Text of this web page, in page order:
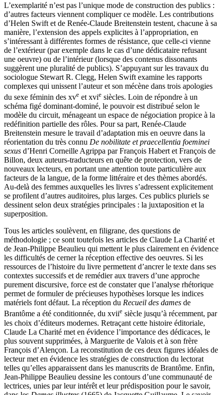
L’exemplarité n’est pas l’unique mode de construction des publics :
d’autres facteurs viennent compliquer ce modèle. Les contributions
d’Helen Swift et de Renée-Claude Breitenstein testent, chacune à sa
manière, l’extension des appels explicites à l’appropriation, en
s’intéressant à différentes formes de résistance, que celle-ci vienne
de l’extérieur (par exemple dans le cas d’une dédicataire refusant
une oeuvre) ou de l’intérieur (lorsque des contenus dissonants
suggèrent une pluralité de publics). S’appuyant sur les travaux du
sociologue Stewart R. Clegg, Helen Swift examine les rapports
complexes qui unissent l’auteur et son mécène dans trois apologies
du sexe féminin des xve et xvie siècles. Loin de répondre à un
schéma figé dominant-dominé, le pouvoir est distribué selon le
modèle du circuit, ménageant un espace de négociation propice à la
redéfinition partielle des rôles. Pour sa part, Renée-Claude
Breitenstein mesure le travail d’adaptation mis en oeuvre dans la
réorientation du très connu De nobilitate et praecellentia foeminei
sexus d’Henri Corneille Agrippa par François Habert et François de
Billon, deux auteurs-traducteurs en quête de protection, vers de
nouveaux lecteurs, en portant une attention toute particulière aux
facteurs de la langue, de la forme littéraire et des thèmes abordés.
Au-delà des femmes auxquelles les livres s’adressent explicitement
se profilent d’autres auditoires, plus larges. Ces publics pluriels se
dessinent selon deux stratégies principales : la juxtaposition et la
superposition.
Tous les articles soulèvent, en filigrane, des questions de
méthodologie ; ce sont toutefois les articles de Claude La Charité et
de Jean-Philippe Beaulieu qui mettent le plus clairement en évidence
les difficultés de cerner la réception effective des oeuvres. Si les
ressources de l’histoire du livre permettent d’ancrer le texte dans ses
contextes successifs et de remédier aux travers d’une approche
purement discursive, force est de constater que l’analyse rhétorique
permet de formuler de précieuses hypothèses lorsque les indices
matériels font défaut. La réception du Recueil des dames de
Brantôme a été conditionnée, du xviie siècle jusqu’à récemment, par
les choix d’éditeurs modernes. Retraçant cette histoire éditoriale,
Claude La Charité met en évidence l’importance des dédicaces, le
plus souvent supprimées, à Marguerite de Valois et à son frère
François d’Alençon. La reconstitution de ces deux figures idéales de
lecteur met en évidence les stratégies de construction du lectorat
telles qu’elles apparaissent dans les manuscrits de Brantôme. Enfin,
Jean-Philippe Beaulieu dessine les contours d’une communauté de
lectrices, unies par leur intérêt et leur prédisposition pour le savoir,